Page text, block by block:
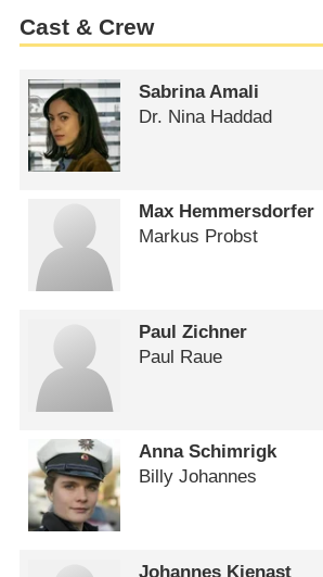
Cast & Crew
Sabrina Amali
Dr. Nina Haddad
Max Hemmersdorfer
Markus Probst
Paul Zichner
Paul Raue
Anna Schimrigk
Billy Johannes
Johannes Kienast